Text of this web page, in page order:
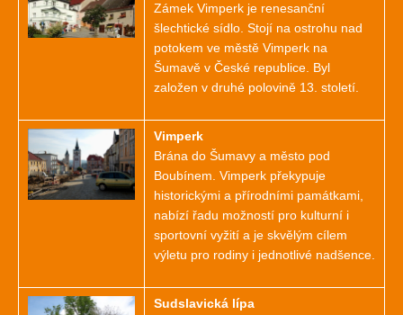
Zámek Vimperk je renesanční
šlechtické sídlo. Stojí na ostrohu nad
potokem ve městě Vimperk na
Šumavě v České republice. Byl
založen v druhé polovině 13. století.
Vimperk
Brána do Šumavy a město pod
Boubínem. Vimperk překypuje
historickými a přírodními památkami,
nabízí řadu možností pro kulturní i
sportovní vyžití a je skvělým cílem
výletu pro rodiny i jednotlivé nadšence.
Sudslavická lípa